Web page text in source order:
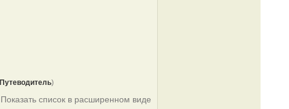
Путеводитель)
Показать список в расширенном виде